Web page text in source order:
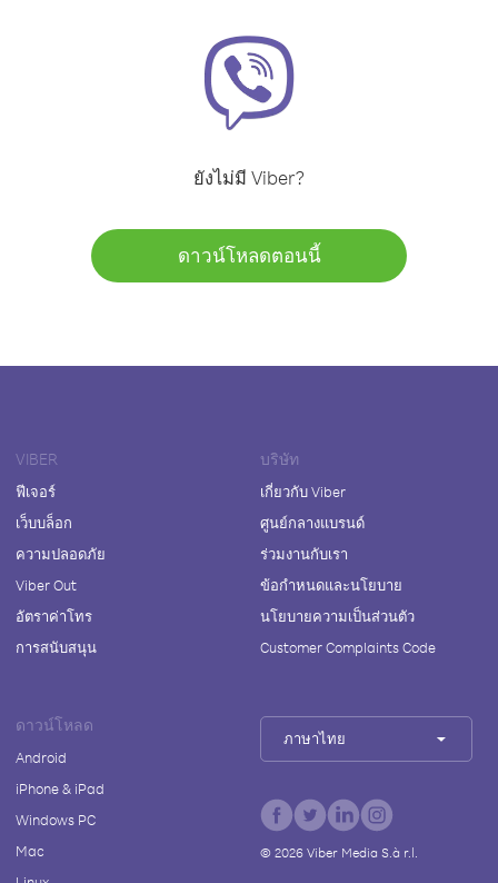
ยังไม่มี Viber?
ดาวน์โหลดตอนนี้
VIBER
ฟีเจอร์
เว็บบล็อก
ความปลอดภัย
Viber Out
อัตราค่าโทร
การสนับสนุน
บริษัท
เกี่ยวกับ Viber
ศูนย์กลางแบรนด์
ร่วมงานกับเรา
ข้อกำหนดและนโยบาย
นโยบายความเป็นส่วนตัว
Customer Complaints Code
ดาวน์โหลด
Android
iPhone & iPad
Windows PC
Mac
ภาษาไทย
© 2026Viber Media S.à r.l.